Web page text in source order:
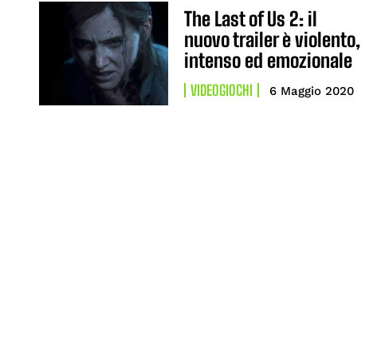
The Last of Us 2: il
nuovo trailer è violento,
intenso ed emozionale
VIDEOGIOCHI 6 Maggio 2020